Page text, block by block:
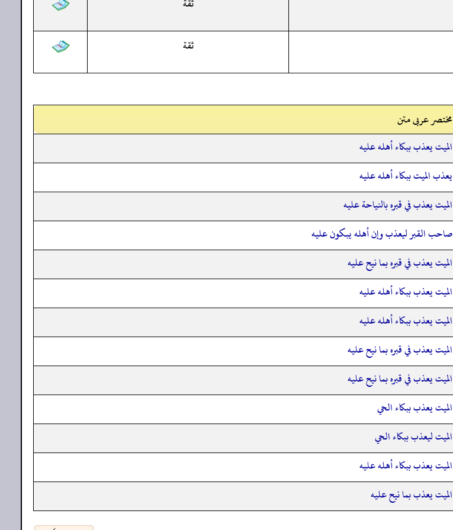
ثقة
مختصر عربی متن
الميت يعذب ببكاء أهله عليه
يعذب الميت ببكاء أهله عليه
الميت يعذب في قبره بالنياحة عليه
صاحب القبر ليعذب وإن أهله يبكون عليه
الميت يعذب في قبره بما نيح عليه
الميت يعذب ببكاء أهله عليه
الميت يعذب ببكاء أهله عليه
الميت يعذب في قبره بما نيح عليه
الميت يعذب في قبره بما نيح عليه
الميت يعذب ببكاء الحي
الميت ليعذب ببكاء الحي
الميت يعذب ببكاء أهله عليه
الميت يعذب بما نيح عليه